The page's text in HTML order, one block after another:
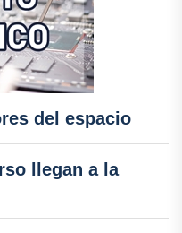
del espacio
llegan a la